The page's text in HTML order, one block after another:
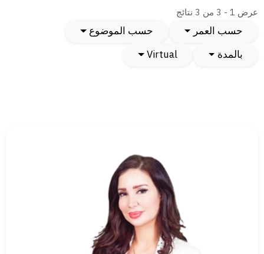
عرض 1 - 3 من 3 نتائج
حسب العمر
حسب الموضوع
بالمدة
Virtual